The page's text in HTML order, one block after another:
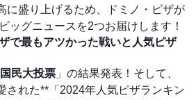
に盛り上げるため、ドミノ・ピザが
ッグニュースを2つお届けします！
で最もアツかった戦いと人気ピザ
民大投票 」の結果発表！そして、
された**「2024年人気ピザランキン